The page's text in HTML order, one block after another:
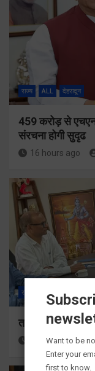
राज्य ALL देहरादून
459 करोड़ से
संरचना होगी सुदृढ
16 hours ago
राज्य ALL देहरादून
तकनीकी शिक्षा
17 hours ago
Want to be
Enter your
first to know.